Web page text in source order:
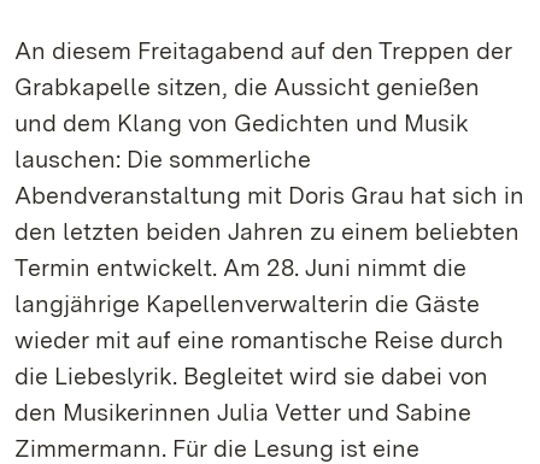
An diesem Freitagabend auf den Treppen der
Grabkapelle sitzen, die Aussicht genießen
und dem Klang von Gedichten und Musik
lauschen: Die sommerliche
Abendveranstaltung mit Doris Grau hat sich in
den letzten beiden Jahren zu einem beliebten
Termin entwickelt. Am 28. Juni nimmt die
langjährige Kapellenverwalterin die Gäste
wieder mit auf eine romantische Reise durch
die Liebeslyrik. Begleitet wird sie dabei von
den Musikerinnen Julia Vetter und Sabine
Zimmermann. Für die Lesung ist eine